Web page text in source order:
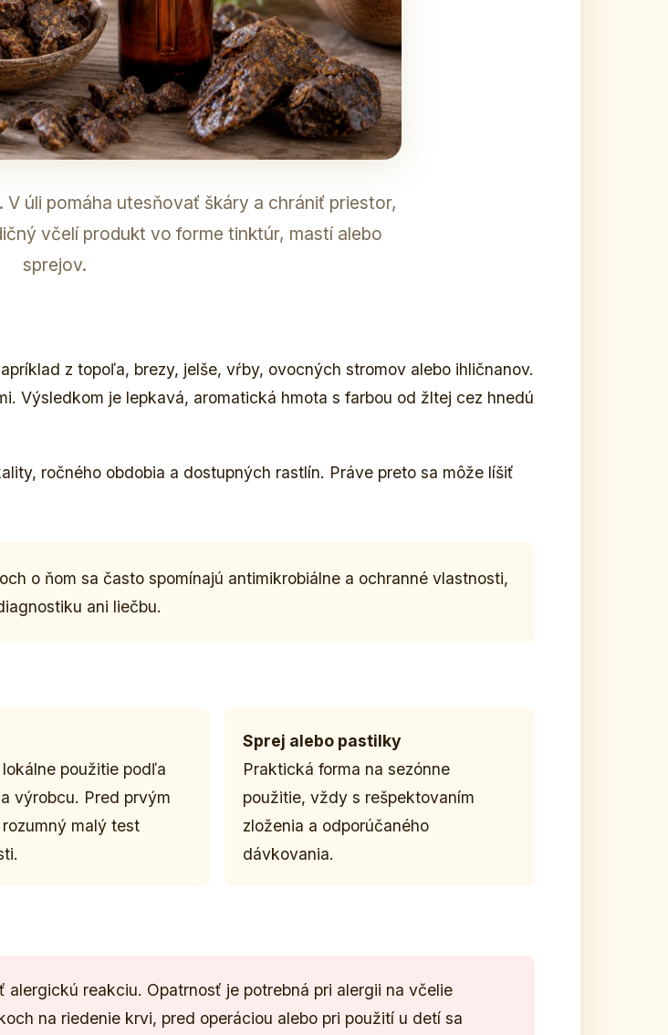
úli pomáha utesňovať škáry a chrániť priestor,
včelí produkt vo forme tinktúr, mastí alebo
sprejov.
z topoľa, brezy, jelše, vŕby, ovocných stromov alebo ihličnanov.
Výsledkom je lepkavá, aromatická hmota s farbou od žltej cez hnedú
ročného obdobia a dostupných rastlín. Práve preto sa môže líšiť
o ňom sa často spomínajú antimikrobiálne a ochranné vlastnosti,
ani liečbu.
použitie podľa
výrobcu. Pred prvým
malý test
Sprej alebo pastilky
Praktická forma na sezónne
použitie, vždy s rešpektovaním
zloženia a odporúčaného
dávkovania.
reakciu. Opatrnosť je potrebná pri alergii na včelie
na riedenie krvi, pred operáciou alebo pri použití u detí sa